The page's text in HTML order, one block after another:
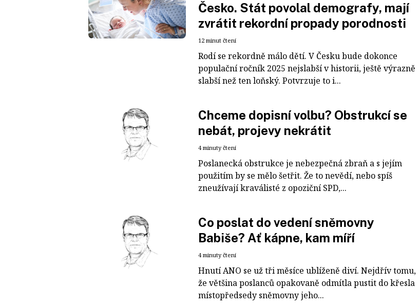
Česko. Stát povolal demografy, mají
zvrátit rekordní propady porodnosti
12 minut čtení
Rodí se rekordně málo dětí. V Česku bude dokonce
populační ročník 2025 nejslabší v historii, ještě výrazně
slabší než ten loňský. Potvrzuje to i...
Chceme dopisní volbu? Obstrukcí se
nebát, projevy nekrátit
4 minuty čtení
Poslanecká obstrukce je nebezpečná zbraň a s jejím
použitím by se mělo šetřit. Že to nevědí, nebo spíš
zneužívají kraválisté z opoziční SPD,...
Co poslat do vedení sněmovny
Babiše? Ať kápne, kam míří
4 minuty čtení
Hnutí ANO se už tři měsíce ublíženě diví. Nejdřív tomu,
že většina poslanců opakovaně odmítla pustit do křesla
místopředsedy sněmovny jeho...